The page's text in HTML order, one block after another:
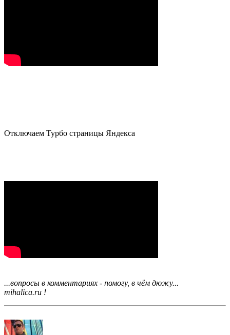
Отключаем Турбо страницы Яндекса
...вопросы в комментариях - помогу, в чём дюжу...
mihalica.ru !